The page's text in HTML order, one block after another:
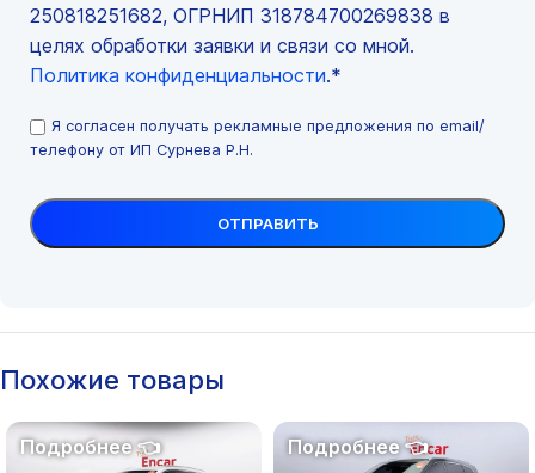
250818251682, ОГРНИП 318784700269838 в
целях обработки заявки и связи со мной.
Политика конфиденциальности.*
Я согласен получать рекламные предложения по email/
телефону от ИП Сурнева Р.Н.
Похожие товары